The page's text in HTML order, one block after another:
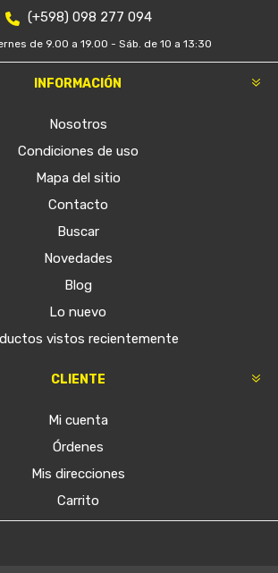
(+598) 098 277 094
de 9.00 a 19.00 - Sáb. de 10 a 13:30
INFORMACIÓN
Nosotros
Condiciones de uso
Mapa del sitio
Contacto
Buscar
Novedades
Blog
Lo nuevo
vistos recientemente
CLIENTE
Mi cuenta
Órdenes
Mis direcciones
Carrito